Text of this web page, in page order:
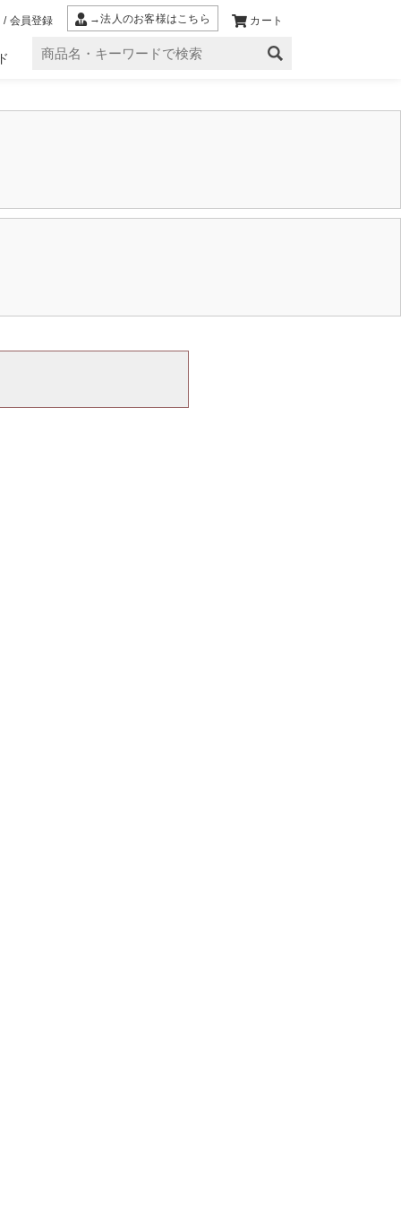
/ 会員登録 →法人のお客様はこちら カート